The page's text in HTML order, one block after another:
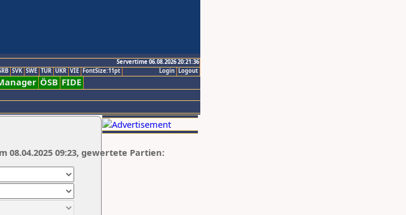
Servertime 06.08.2026 20:21:36
Logout
Login
SVK SWE TUR UKR VIE FontSize:11pt
ÖSB FIDE
08.04.2025 09:23, gewertete Partien: